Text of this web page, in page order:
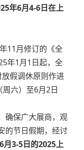
年6月4-6日在上
11月修订的《全
年1月1日起，全
假调休原则作进
六）至6月2日
确保广大展商，观
的节日假期，经讨
月3-5日的2025上